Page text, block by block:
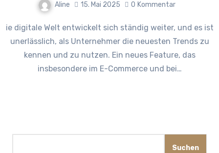
Aline 15. Mai 2025 0 Kommentar
ie digitale Welt entwickelt sich ständig weiter, und es ist
unerlässlich, als Unternehmer die neuesten Trends zu
kennen und zu nutzen. Ein neues Feature, das
insbesondere im E-Commerce und bei…
Suchen